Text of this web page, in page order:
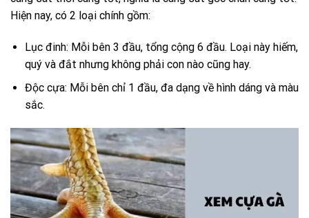
Hiện nay, có 2 loại chính gồm:
Lục đinh: Mỗi bên 3 đầu, tổng cộng 6 đầu. Loại này hiếm,
quý và đắt nhưng không phải con nào cũng hay.
Độc cựa: Mỗi bên chỉ 1 đầu, đa dạng về hình dáng và màu
sắc.